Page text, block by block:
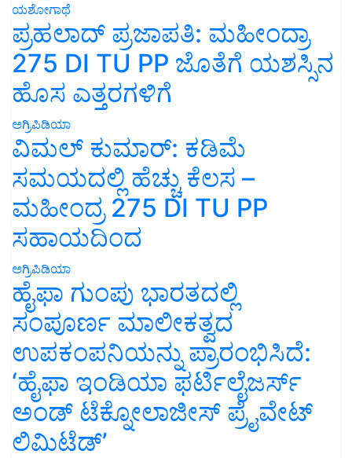
ಯಶೋಗಾಥೆ
ಪ್ರಹಲಾದ್ ಪ್ರಜಾಪತಿ: ಮಹೀಂದ್ರಾ
275 DI TU PP ಜೊತೆಗೆ ಯಶಸ್ಸಿನ
ಹೊಸ ಎತ್ತರಗಳಿಗೆ
ಅಗ್ರಿಪಿಡಿಯಾ
ವಿಮಲ್ ಕುಮಾರ್: ಕಡಿಮೆ
ಸಮಯದಲ್ಲಿ ಹೆಚ್ಚು ಕೆಲಸ –
ಮಹೀಂದ್ರ 275 DI TU PP
ಸಹಾಯದಿಂದ
ಅಗ್ರಿಪಿಡಿಯಾ
ಹೈಫಾ ಗುಂಪು ಭಾರತದಲ್ಲಿ
ಸಂಪೂರ್ಣ ಮಾಲೀಕತ್ವದ
ಉಪಕಂಪನಿಯನ್ನು ಪ್ರಾರಂಭಿಸಿದೆ:
‘ಹೈಫಾ ಇಂಡಿಯಾ ಫರ್ಟಿಲೈಜರ್ಸ್
ಅಂಡ್ ಟೆಕ್ನೋಲಾಜೀಸ್ ಪ್ರೈವೇಟ್
ಲಿಮಿಟೆಡ್’